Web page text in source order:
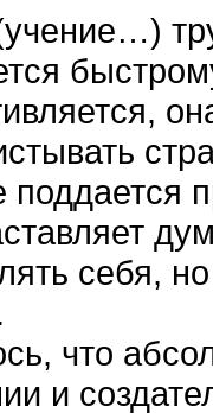
поддается
себя,
что
и